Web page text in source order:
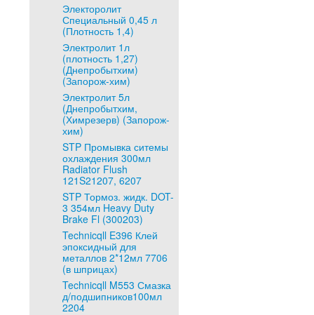
Электоролит
Специальный 0,45 л
(Плотность 1,4)
Электролит 1л
(плотность 1,27)
(Днепробытхим)
(Запорож-хим)
Электролит 5л
(Днепробытхим,
(Химрезерв) (Запорож-
хим)
STP Промывка ситемы
охлаждения 300мл
Radiator Flush
121S21207, 6207
STP Тормоз. жидк. DOT-
3 354мл Heavy Duty
Brake Fl (300203)
Technicqll E396 Клей
эпоксидный для
металлов 2*12мл 7706
(в шприцах)
Technicqll M553 Смазка
д/подшипников100мл
2204